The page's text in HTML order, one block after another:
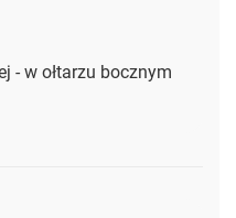
- w ołtarzu bocznym